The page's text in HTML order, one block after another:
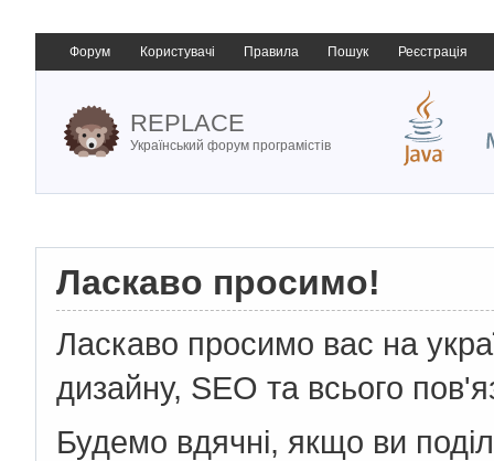
Форум Користувачі Правила Пошук Реєстрація
REPLACE
Український форум програмістів
Ласкаво просимо!
Ласкаво просимо вас на
дизайну, SEO та всього
Будемо вдячні, якщо ви